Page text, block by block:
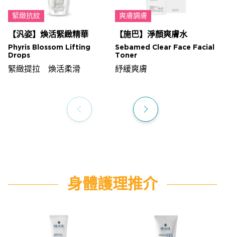
緊緻抗紋
【汎姿】煥活緊緻精華
Phyris Blossom Lifting
Drops
緊緻提拉 煥活柔滑
爽膚調膚
【施巴】淨顏爽膚水
Sebamed Clear Face Facial
Toner
紓緩爽膚
身體護理推介